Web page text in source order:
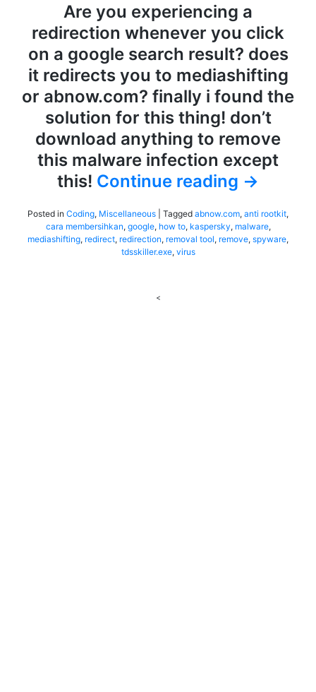
Are you experiencing a
redirection whenever you click
on a google search result? does
it redirects you to mediashifting
or abnow.com? finally i found the
solution for this thing! don’t
download anything to remove
this malware infection except
this! Continue reading →
Posted in Coding, Miscellaneous Tagged abnow.com, anti rootkit,
cara membersihkan, google, how to, kaspersky, malware,
mediashifting, redirect, redirection, removal tool, remove, spyware,
tdsskiller.exe, virus
<